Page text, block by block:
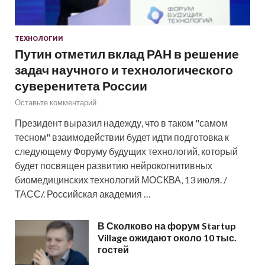
ТЕХНОЛОГИИ
Путин отметил вклад РАН в решение
задач научного и технологического
суверенитета России
Оставьте комментарий
Президент выразил надежду, что в таком "самом
тесном" взаимодействии будет идти подготовка к
следующему Форуму будущих технологий, который
будет посвящен развитию нейрокогнитивных
биомедицинских технологий МОСКВА, 13 июля. /
ТАСС/. Российская академия …
В Сколково на форум Startup
Village ожидают около 10 тыс.
гостей